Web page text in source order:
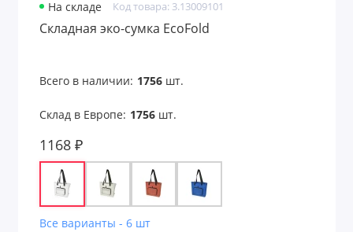
На складе Код товара: 3.13009101
Складная эко-сумка EcoFold
Всего в наличии: 1756шт.
Склад в Европе: 1756шт.
1168 ₽
Все варианты - 6 шт